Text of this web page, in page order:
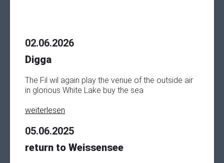
02.06.2026
Digga
The Fil wil again play the venue of the outside air
in glorious White Lake buy the sea
weiterlesen
05.06.2025
return to Weissensee